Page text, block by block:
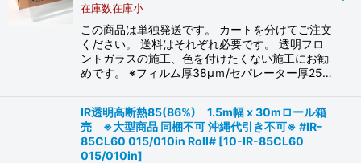
在庫数在庫小
この商品は単独発送です。 カートを分けてご注文
ください。 送料はそれぞれ必要です。 透明フロ
ントガラスの施工、色を付けたくない施工にお勧
めです。 ※フィルム厚38μｍ/セパレーター厚25…
IR透明高断熱85(86%) 1.5m幅 x 30mロール箱
売 ※大型商品 同梱不可 沖縄代引き不可※ #IR-
85CL60 015/010in Roll# [10-IR-85CL60
015/010in]